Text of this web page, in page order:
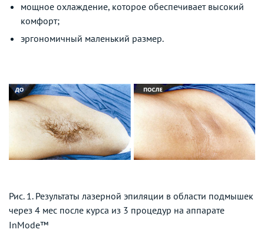
мощное охлаждение, которое обеспечивает высокий
комфорт;
эргономичный маленький размер.
Рис. 1. Результаты лазерной эпиляции в области подмышек
через 4 мес после курса из 3 процедур на аппарате
InMode™